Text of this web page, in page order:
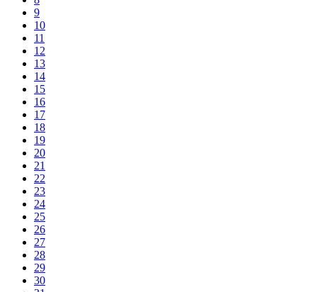
9
10
11
12
13
14
15
16
17
18
19
20
21
22
23
24
25
26
27
28
29
30